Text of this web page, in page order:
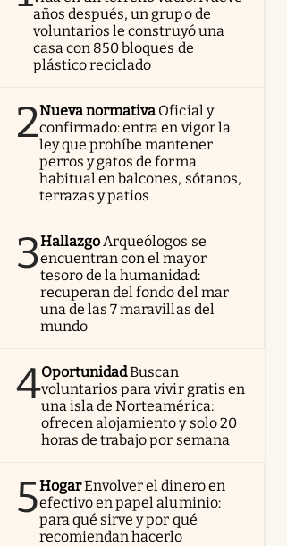
años después, un grupo de
voluntarios le construyó una
casa con 850 bloques de
plástico reciclado
2Nueva normativa Oficial y
confirmado: entra en vigor la
ley que prohíbe mantener
perros y gatos de forma
habitual en balcones, sótanos,
terrazas y patios
3HallazgoArqueólogos se
encuentran con el mayor
tesoro de la humanidad:
recuperan del fondo del mar
una de las 7 maravillas del
mundo
4OportunidadBuscan
voluntarios para vivir gratis en
una isla de Norteamérica:
ofrecen alojamiento y solo 20
horas de trabajo por semana
5HogarEnvolver el dinero en
efectivo en papel aluminio:
para qué sirve y por qué
recomiendan hacerlo